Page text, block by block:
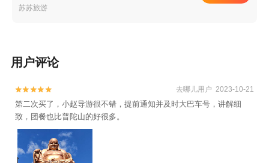
园+宁波服装博物馆+宁波九峰山景区+东钱湖
湖福泉山景区+东钱湖小普陀+宁波帮文化旅游区
湿地公园+宁波海天一洲景区+象山石浦檀头山岛
+宁波北仑瑞岩寺+溪口360漂流+天宫城堡+绿野
欢乐谷+宁波海洋世界+宁波博物院+岩头古村漂
流+宁波奇e国+象山鲤龙潭森林公园+象山民俗
文化村+人间弥勒(雪窦寺)+四明湖+老外滩+五磊
苏苏旅游
用户评论

 去哪儿用户 2023-10-21
第二次买了，小赵导游很不错，提前通知并及时大巴车号，讲解细
致，团餐也比普陀山的好很多。